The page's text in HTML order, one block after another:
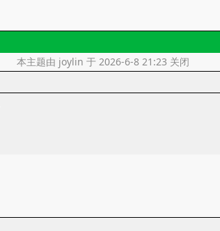
本主题由 joylin 于 2026-6-8 21:23 关闭